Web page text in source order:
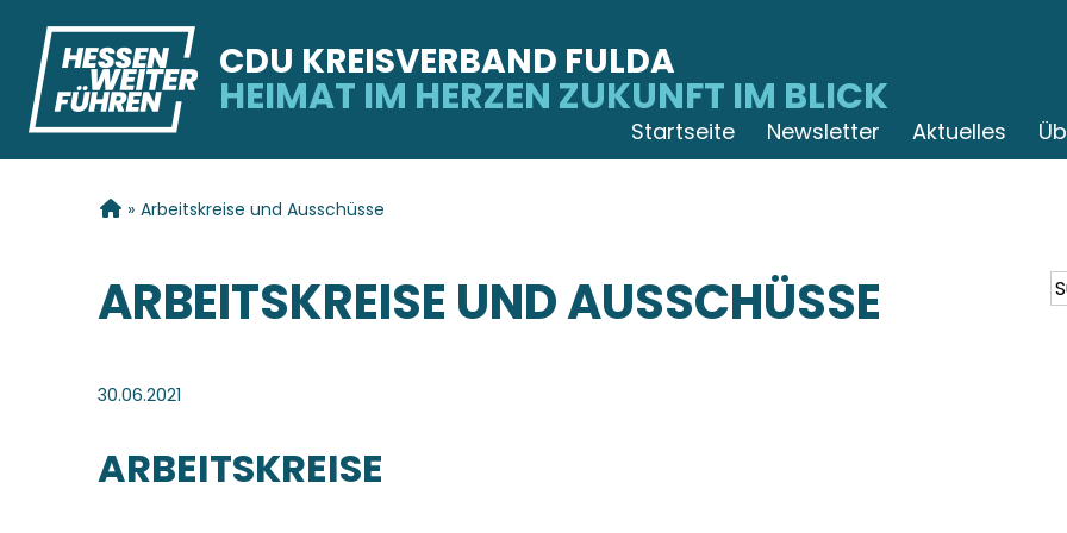
CDU KREISVERBAND FULDA
HEIMAT IM HERZEN ZUKUNFT IM BLICK
Startseite Newsletter Aktuelles
SIE SIND HIER
» Arbeitskreise und Ausschüsse
ARBEITSKREISE UND AUSSCHÜSSE
30.06.2021
ARBEITSKREISE